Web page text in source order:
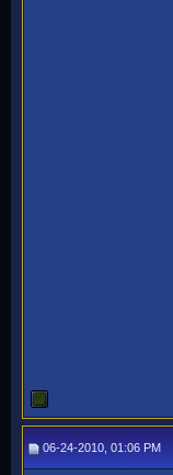
06-24-2010, 01:06 PM